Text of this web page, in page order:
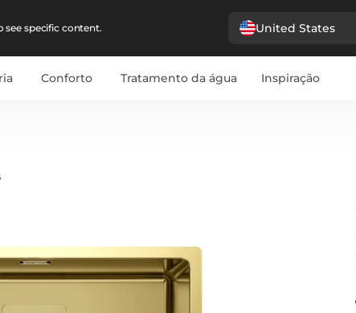
specific content. United States
Conforto Tratamento da água Inspiração